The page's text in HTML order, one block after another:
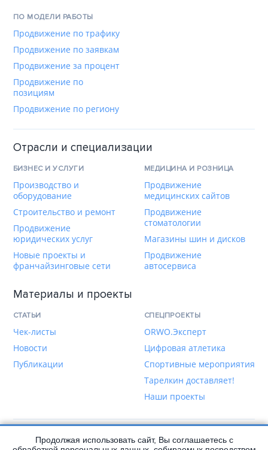
ПО МОДЕЛИ РАБОТЫ
Продвижение по трафику
Продвижение по заявкам
Продвижение за процент
Продвижение по
позициям
Продвижение по региону
Отрасли и специализации
БИЗНЕС И УСЛУГИ
Производство и
оборудование
Строительство и ремонт
Продвижение
юридических услуг
Новые проекты и
франчайзинговые сети
МЕДИЦИНА И РОЗНИЦА
Продвижение
медицинских сайтов
Продвижение
стоматологии
Магазины шин и дисков
Продвижение
автосервиса
Материалы и проекты
СТАТЬИ
Чек-листы
Новости
Публикации
СПЕЦПРОЕКТЫ
ORWO.Эксперт
Цифровая атлетика
Спортивные мероприятия
Тарелкин доставляет!
Наши проекты
Написать нам
Продолжая использовать сайт, Вы соглашаетесь с